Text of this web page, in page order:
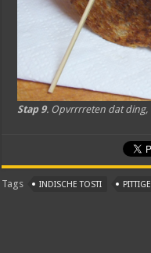
Stap 9. Opvrrrreten dat ding,
Tags INDISCHE TOSTI